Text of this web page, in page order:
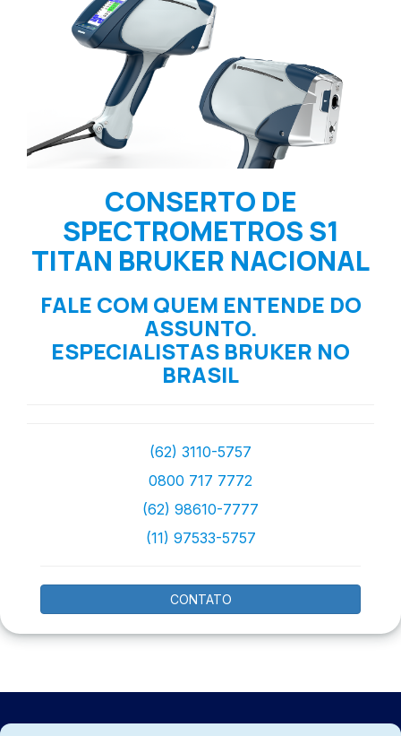
CONSERTO DE
SPECTROMETROS S1
TITAN BRUKER NACIONAL
FALE COM QUEM ENTENDE DO
ASSUNTO.
ESPECIALISTAS BRUKER NO
BRASIL
(62) 3110-5757
0800 717 7772
(62) 98610-7777
(11) 97533-5757
CONTATO